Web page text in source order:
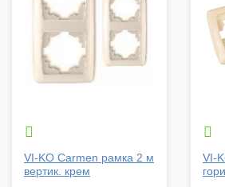

VI-KO Carmen рамка 2 м
вертик. крем

VI-